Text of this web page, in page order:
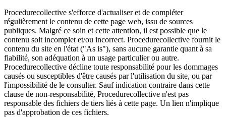
Procedurecollective s'efforce d'actualiser et de compléter
régulièrement le contenu de cette page web, issu de sources
publiques. Malgré ce soin et cette attention, il est possible que le
contenu soit incomplet et/ou incorrect. Procedurecollective fournit le
contenu du site en l'état ("As is"), sans aucune garantie quant à sa
fiabilité, son adéquation à un usage particulier ou autre.
Procedurecollective décline toute responsabilité pour les dommages
causés ou susceptibles d'être causés par l'utilisation du site, ou par
l'impossibilité de le consulter. Sauf indication contraire dans cette
clause de non-responsabilité, Procedurecollective n'est pas
responsable des fichiers de tiers liés à cette page. Un lien n'implique
pas d'approbation de ces fichiers.